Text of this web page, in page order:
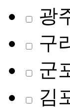
광
구
군
김